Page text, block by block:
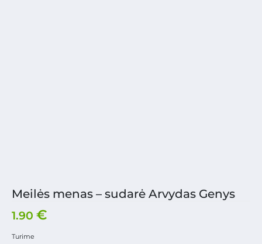
Meilės menas – sudarė Arvydas Genys
1.90 €
Turime